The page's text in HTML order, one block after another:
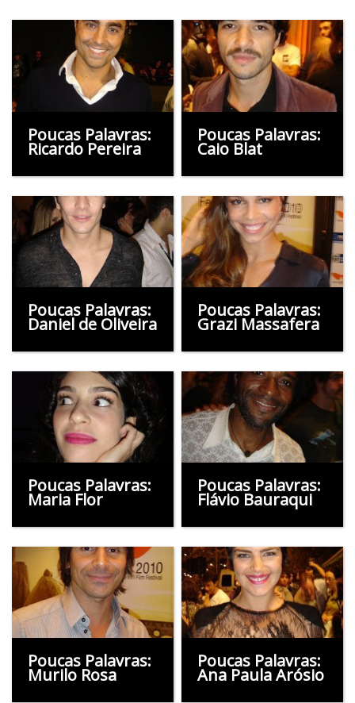
Poucas Palavras:
Ricardo Pereira
Poucas Palavras:
Caio Blat
Poucas Palavras:
Daniel de Oliveira
Poucas Palavras:
Grazi Massafera
Poucas Palavras:
Maria Flor
Poucas Palavras:
Flávio Bauraqui
Poucas Palavras:
Murilo Rosa
Poucas Palavras:
Ana Paula Arósio